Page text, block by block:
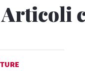
Articoli